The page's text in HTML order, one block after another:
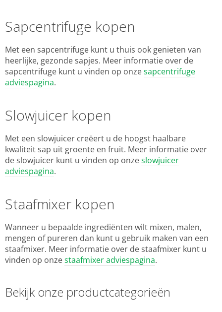
Sapcentrifuge kopen
Met een sapcentrifuge kunt u thuis ook genieten van
heerlijke, gezonde sapjes. Meer informatie over de
sapcentrifuge kunt u vinden op onzesapcentrifuge
adviespagina.
Slowjuicer kopen
Met een slowjuicer creëert u de hoogst haalbare
kwaliteit sap uit groente en fruit. Meer informatie over
de slowjuicer kunt u vinden op onzeslowjuicer
adviespagina.
Staafmixer kopen
Wanneer u bepaalde ingrediënten wilt mixen, malen,
mengen of pureren dan kunt u gebruik maken van een
staafmixer. Meer informatie over de staafmixer kunt u
vinden op onzestaafmixer adviespagina.
Bekijk onze productcategorieën